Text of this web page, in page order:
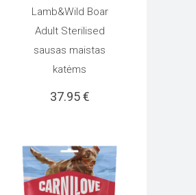
Į KREPŠELĮ
Lamb&Wild Boar
Adult Sterilised
sausas maistas
katėms
37.95€